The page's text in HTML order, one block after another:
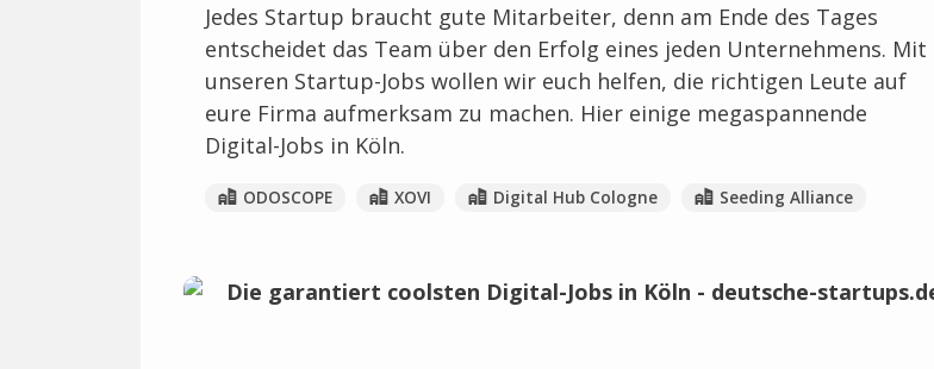
Jedes Startup braucht gute Mitarbeiter, denn am Ende des Tages
entscheidet das Team über den Erfolg eines jeden Unternehmens. Mit
unseren Startup-Jobs wollen wir euch helfen, die richtigen Leute auf
eure Firma aufmerksam zu machen. Hier einige megaspannende
Digital-Jobs in Köln.
ODOSCOPE XOVI Digital Hub Cologne Seeding Alliance